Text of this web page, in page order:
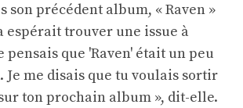
son précédent album, « Raven »
espérait trouver une issue à
pensais que 'Raven' était un peu
Je me disais que tu voulais sortir
ton prochain album », dit-elle.